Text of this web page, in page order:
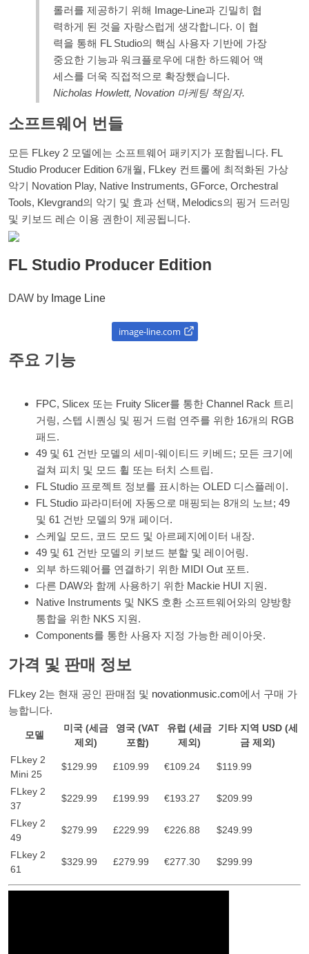
롤러를 제공하기 위해 Image-Line과 긴밀히 협
력하게 된 것을 자랑스럽게 생각합니다. 이 협
력을 통해 FL Studio의 핵심 사용자 기반에 가장
중요한 기능과 워크플로우에 대한 하드웨어 액
세스를 더욱 직접적으로 확장했습니다.
Nicholas Howlett, Novation 마케팅 책임자.
소프트웨어 번들
모든 FLkey 2 모델에는 소프트웨어 패키지가 포함됩니다. FL
Studio Producer Edition 6개월, FLkey 컨트롤에 최적화된 가상
악기 Novation Play, Native Instruments, GForce, Orchestral
Tools, Klevgrand의 악기 및 효과 선택, Melodics의 핑거 드러밍
및 키보드 레슨 이용 권한이 제공됩니다.
FL Studio Producer Edition
DAW by Image Line
image-line.com
주요 기능
FPC, Slicex 또는 Fruity Slicer를 통한 Channel Rack 트리
거링, 스텝 시퀀싱 및 핑거 드럼 연주를 위한 16개의 RGB
패드.
49 및 61 건반 모델의 세미-웨이티드 키베드; 모든 크기에
걸쳐 피치 및 모드 휠 또는 터치 스트립.
FL Studio 프로젝트 정보를 표시하는 OLED 디스플레이.
FL Studio 파라미터에 자동으로 매핑되는 8개의 노브; 49
및 61 건반 모델의 9개 페이더.
스케일 모드, 코드 모드 및 아르페지에이터 내장.
49 및 61 건반 모델의 키보드 분할 및 레이어링.
외부 하드웨어를 연결하기 위한 MIDI Out 포트.
다른 DAW와 함께 사용하기 위한 Mackie HUI 지원.
Native Instruments 및 NKS 호환 소프트웨어와의 양방향
통합을 위한 NKS 지원.
Components를 통한 사용자 지정 가능한 레이아웃.
가격 및 판매 정보
FLkey 2는 현재 공인 판매점 및 novationmusic.com에서 구매 가
능합니다.
모델
미국 (세금
제외)
영국 (VAT
포함)
유럽 (세금
제외)
기타 지역 USD (세
금 제외)
FLkey 2
Mini 25
$129.99 £109.99 €109.24 $119.99
FLkey 2
37
$229.99 £199.99 €193.27 $209.99
FLkey 2
49
$279.99 £229.99 €226.88 $249.99
FLkey 2
61
$329.99 £279.99 €277.30 $299.99